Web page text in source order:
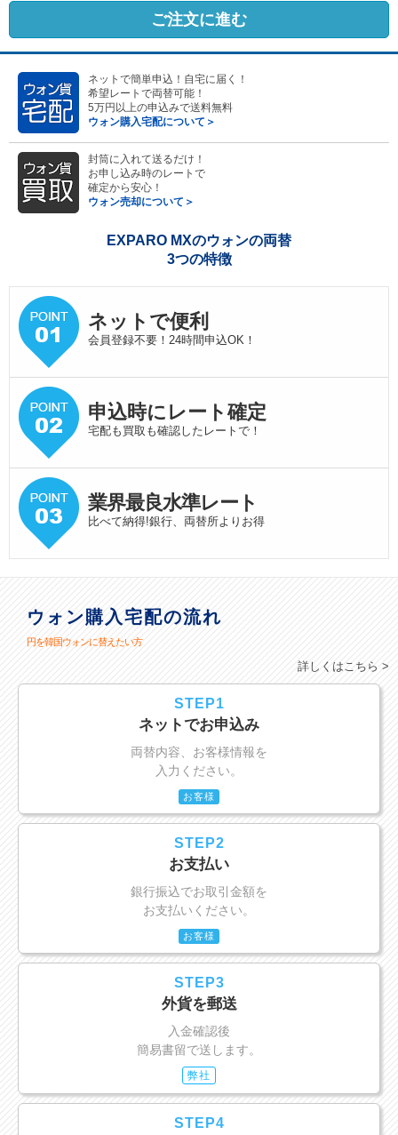
ご注文に進む
ネットで簡単申込！自宅に届く！
希望レートで両替可能！
5万円以上の申込みで送料無料
ウォン購入宅配について＞
封筒に入れて送るだけ！
お申し込み時のレートで
確定から安心！
ウォン売却について＞
EXPARO MXのウォンの両替
3つの特徴
ネットで便利
会員登録不要！24時間申込OK！
申込時にレート確定
宅配も買取も確認したレートで！
業界最良水準レート
比べて納得!銀行、両替所よりお得
ウォン購入宅配の流れ
円を韓国ウォンに替えたい方
詳しくはこちら >
STEP1
ネットでお申込み
両替内容、お客様情報を
入力ください。
お客様
STEP2
お支払い
銀行振込でお取引金額を
お支払いください。
お客様
STEP3
外貨を郵送
入金確認後
簡易書留で送します。
弊社
STEP4